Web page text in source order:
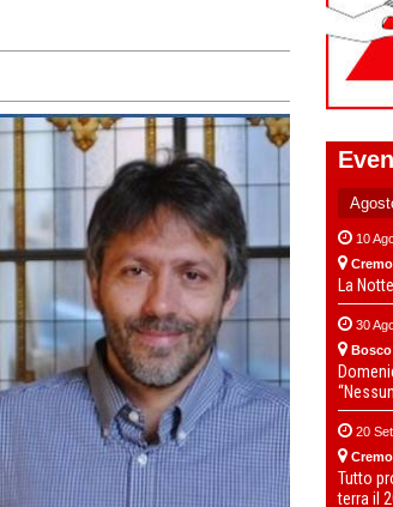
10
La
30
20
Tutto
terra il